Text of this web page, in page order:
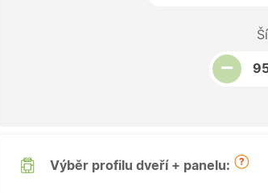
−
Snížit
Počet
Výběr profilu dveří + panelu: